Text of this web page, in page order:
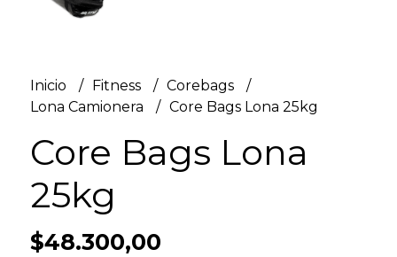
Inicio Fitness
Corebags
Lona Camionera
Core Bags Lona 25kg
Core Bags Lona
25kg
$48.300,00